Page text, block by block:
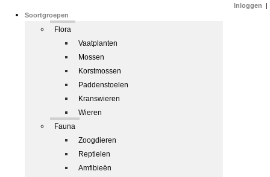
Soortgroepen
Flora
Vaatplanten
Mossen
Korstmossen
Paddenstoelen
Kranswieren
Wieren
Fauna
Zoogdieren
Reptielen
Amfibieën
Inloggen |